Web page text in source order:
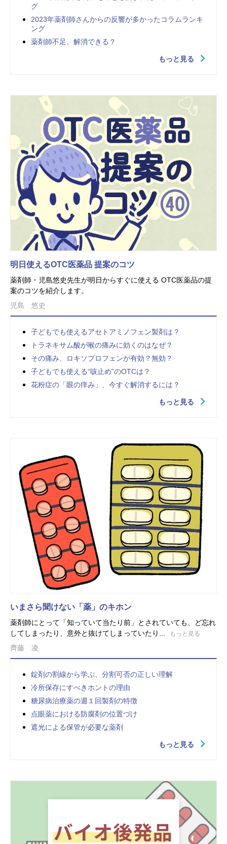
グ
2023年薬剤師さんからの反響が多かったコラムランキ
ング
薬剤師不足、解消できる？
もっと見る
明日使えるOTC医薬品 提案のコツ
薬剤師・児島悠史先生が明日からすぐに使える OTC医薬品の提
案のコツを紹介します。
児島 悠史
子どもでも使えるアセトアミノフェン製剤は？
トラネキサム酸が喉の痛みに効くのはなぜ？
その痛み、ロキソプロフェンが有効？無効？
子どもでも使える“咳止め”のOTCは？
花粉症の「眼の痒み」、今すぐ解消するには？
もっと見る
いまさら聞けない「薬」のキホン
薬剤師にとって「知っていて当たり前」とされていても、ど忘れ
してしまったり、意外と抜けてしまっていたり...
もっと見る
齊藤 凌
錠剤の割線から学ぶ、分割可否の正しい理解
冷所保存にすべきホントの理由
糖尿病治療薬の週１回製剤の特徴
点眼薬における防腐剤の位置づけ
遮光による保管が必要な薬剤
もっと見る